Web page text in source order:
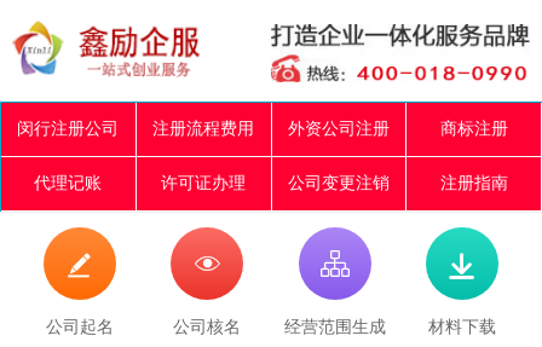
闵行注册公司 注册流程费用 外资公司注册 商标注册
代理记账 许可证办理 公司变更注销 注册指南

公司起名

公司核名

经营范围生成

材料下载